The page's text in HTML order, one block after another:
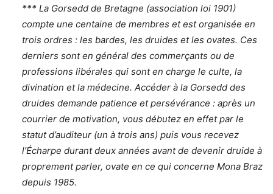
*** La Gorsedd de Bretagne (association loi 1901)
compte une centaine de membres et est organisée en
trois ordres : les bardes, les druides et les ovates. Ces
derniers sont en général des commerçants ou de
professions libérales qui sont en charge le culte, la
divination et la médecine. Accéder à la Gorsedd des
druides demande patience et persévérance : après un
courrier de motivation, vous débutez en effet par le
statut d’auditeur (un à trois ans) puis vous recevez
l’Écharpe durant deux années avant de devenir druide à
proprement parler, ovate en ce qui concerne Mona Braz
depuis 1985.